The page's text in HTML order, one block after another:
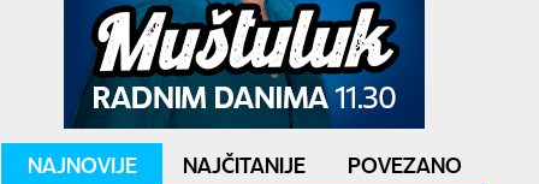
NAJNOVIJE NAJČITANIJE POVEZANO